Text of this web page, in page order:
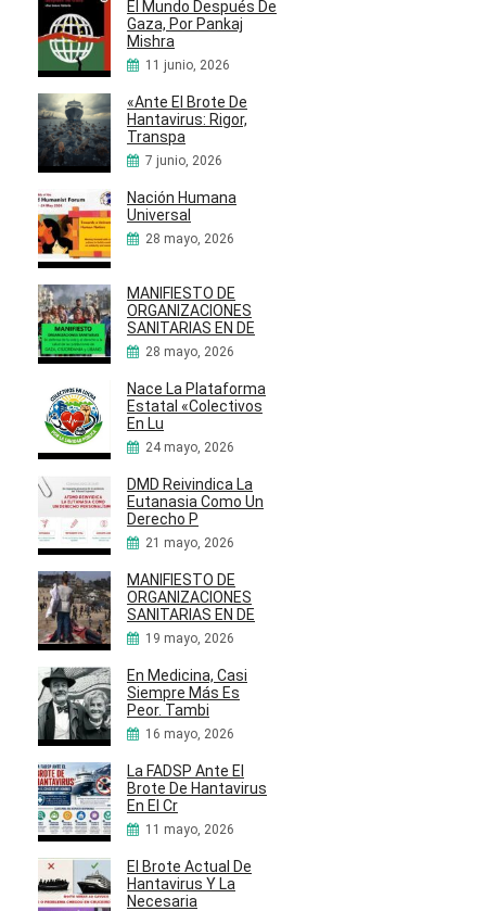
El Mundo Después De
Gaza, Por Pankaj
Mishra
11 junio, 2026
«Ante El Brote De
Hantavirus: Rigor,
Transpa
7 junio, 2026
Nación Humana
Universal
28 mayo, 2026
MANIFIESTO DE
ORGANIZACIONES
SANITARIAS EN DE
28 mayo, 2026
Nace La Plataforma
Estatal «Colectivos
En Lu
24 mayo, 2026
DMD Reivindica La
Eutanasia Como Un
Derecho P
21 mayo, 2026
MANIFIESTO DE
ORGANIZACIONES
SANITARIAS EN DE
19 mayo, 2026
En Medicina, Casi
Siempre Más Es
Peor. Tambi
16 mayo, 2026
La FADSP Ante El
Brote De Hantavirus
En El Cr
11 mayo, 2026
El Brote Actual De
Hantavirus Y La
Necesaria